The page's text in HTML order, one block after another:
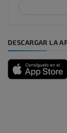
DESCARGAR LA